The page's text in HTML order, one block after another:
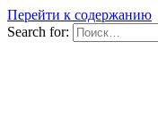
Перейти к содержанию
Search for: